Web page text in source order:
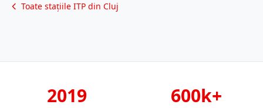
Toate stațiile ITP din Cluj
2019 600k+